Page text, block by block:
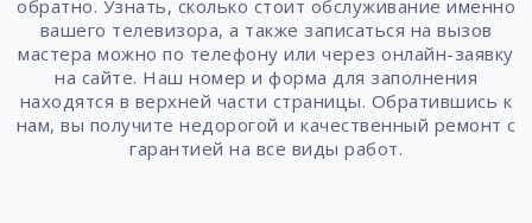
обратно. Узнать, сколько стоит обслуживание именно
вашего телевизора, а также записаться на вызов
мастера можно по телефону или через онлайн-заявку
на сайте. Наш номер и форма для заполнения
находятся в верхней части страницы. Обратившись к
нам, вы получите недорогой и качественный ремонт с
гарантией на все виды работ.